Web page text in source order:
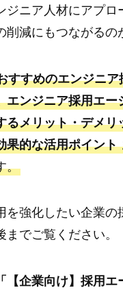
ジニア人材にアプロ
削減にもつながるの
すすめのエンジニ
エンジニア採用エー
るメリット・デメリ
果的な活用ポイント
。
を強化したい企業の
でご覧ください。
【企業向け】採用エ